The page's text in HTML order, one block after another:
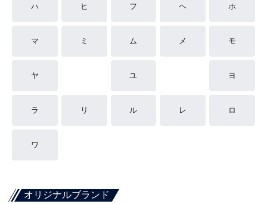
ハ ヒ フ ヘ ホ
マ ミ ム メ モ
ヤ ユ ヨ
ラ リ ル レ ロ
ワ
オリジナルブランド